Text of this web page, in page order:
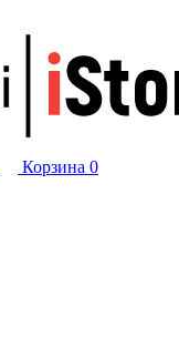
Корзина 0